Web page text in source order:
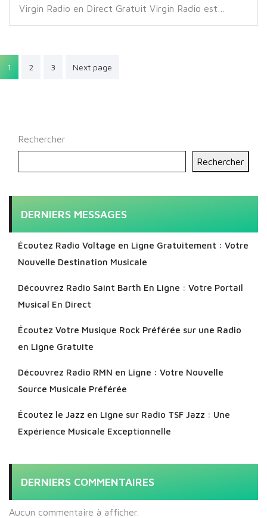
Virgin Radio en Direct Gratuit Virgin Radio est…
Pagination
1 2 3 Next page
Rechercher
Rechercher
DERNIERS MESSAGES
Écoutez Radio Voltage en Ligne Gratuitement : Votre
Nouvelle Destination Musicale
Découvrez Radio Saint Barth En Ligne : Votre Portail
Musical En Direct
Écoutez Votre Musique Rock Préférée sur une Radio
en Ligne Gratuite
Découvrez Radio RMN en Ligne : Votre Nouvelle
Source Musicale Préférée
Écoutez le Jazz en Ligne sur Radio TSF Jazz : Une
Expérience Musicale Exceptionnelle
DERNIERS COMMENTAIRES
Aucun commentaire à afficher.